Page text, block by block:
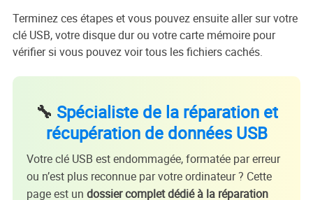
Terminez ces étapes et vous pouvez ensuite aller sur votre
clé USB, votre disque dur ou votre carte mémoire pour
vérifier si vous pouvez voir tous les fichiers cachés.
🔧 Spécialiste de la réparation et
récupération de données USB
Votre clé USB est endommagée, formatée par erreur
ou n’est plus reconnue par votre ordinateur ? Cette
page est un dossier complet dédié à la réparation